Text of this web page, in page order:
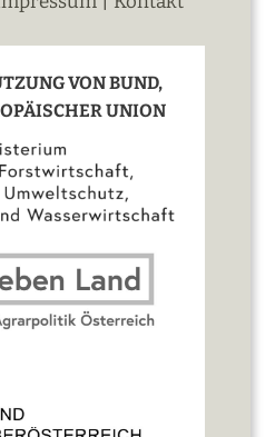
VON BUND,
UNION